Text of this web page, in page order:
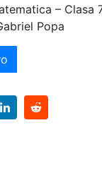
– Clasa
Popa